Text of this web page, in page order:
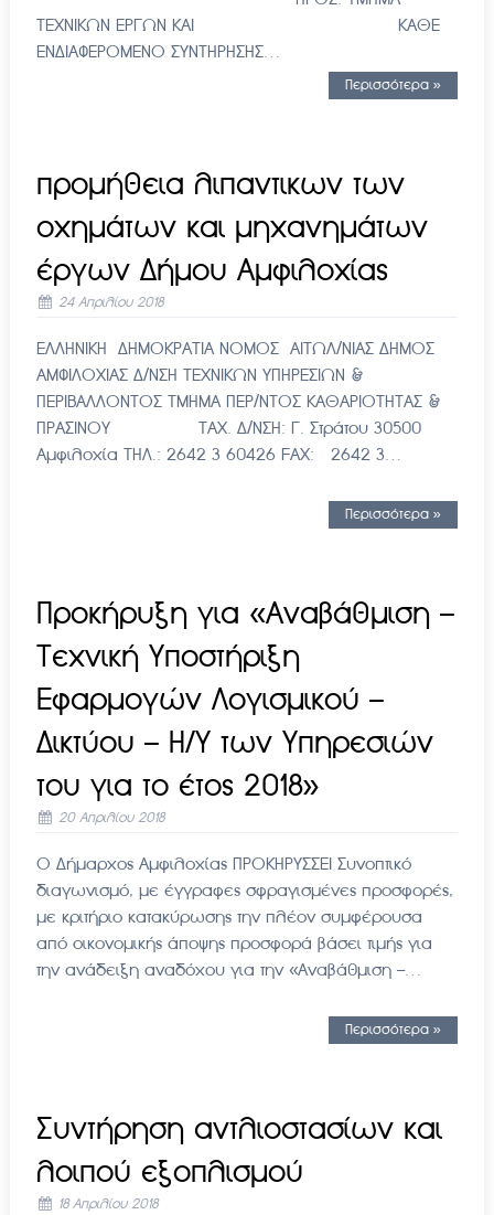
ΤΕΧΝΙΚΩΝ ΕΡΓΩΝ ΚΑΙ ΚΑΘΕ
ΕΝΔΙΑΦΕΡΟΜΕΝΟ ΣΥΝΤΗΡΗΣΗΣ…
Περισσότερα »
προμήθεια λιπαντικων των
οχημάτων και μηχανημάτων
έργων Δήμου Αμφιλοχίας
24 Απριλίου 2018
ΕΛΛΗΝΙΚΗ ΔΗΜΟΚΡΑΤΙΑ ΝΟΜΟΣ ΑΙΤΩΛ/ΝΙΑΣ ΔΗΜΟΣ
ΑΜΦΙΛΟΧΙΑΣ Δ/ΝΣΗ ΤΕΧΝΙΚΩΝ ΥΠΗΡΕΣΙΩΝ &
ΠΕΡΙΒΑΛΛΟΝΤΟΣ ΤΜΗΜΑ ΠΕΡ/ΝΤΟΣ ΚΑΘΑΡΙΟΤΗΤΑΣ &
ΠΡΑΣΙΝΟΥ ΤΑΧ. Δ/ΝΣΗ: Γ. Στράτου 30500
Αμφιλοχία ΤΗΛ.: 2642 3 60426 FAX: 2642 3…
Περισσότερα »
Προκήρυξη για «Αναβάθμιση –
Τεχνική Υποστήριξη
Εφαρμογών Λογισμικού –
Δικτύου – Η/Υ των Υπηρεσιών
του για το έτος 2018»
20 Απριλίου 2018
Ο Δήμαρχος Αμφιλοχίας ΠΡΟΚΗΡΥΣΣΕΙ Συνοπτικό
διαγωνισμό, με έγγραφες σφραγισμένες προσφορές,
με κριτήριο κατακύρωσης την πλέον συμφέρουσα
από οικονομικής άποψης προσφορά βάσει τιμής για
την ανάδειξη αναδόχου για την «Αναβάθμιση –…
Περισσότερα »
Συντήρηση αντλιοστασίων και
λοιπού εξοπλισμού
18 Απριλίου 2018